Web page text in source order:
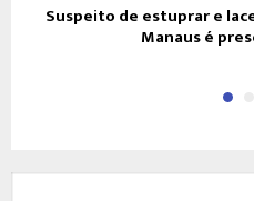
Suspeito de estuprar e
Manaus é